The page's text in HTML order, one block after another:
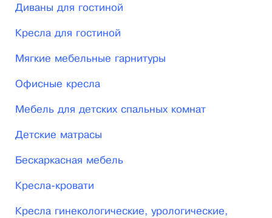
изоцианаты ведущих мировых марок.
«Эллада» работает преимущественно в сегменте
B2B, обслуживая производителей мягкой мебели,
техники и спортивного инвентаря. Каждое
изделие изготавливается строго под техническое
затем обеспечивает неограниченный серийный
выпуск продукции с заданными физико-
Диваны для гостиной
Кресла для гостиной
Мягкие мебельные гарнитуры
Офисные кресла
Мебель для детских спальных комнат
Детские матрасы
Бескаркасная мебель
Кресла-кровати
Кресла гинекологические, урологические,